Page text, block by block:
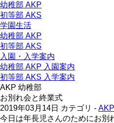
幼稚部 AKP
初等部 AKS
学園生活
幼稚部 AKP
初等部 AKS
入園・入学案内
幼稚部 AKP 入園案内
初等部 AKS 入学案内
AKP 幼稚部
お別れ会と終業式
2019年03月14日 カテゴリ -
今日は年長児さんのためにお別